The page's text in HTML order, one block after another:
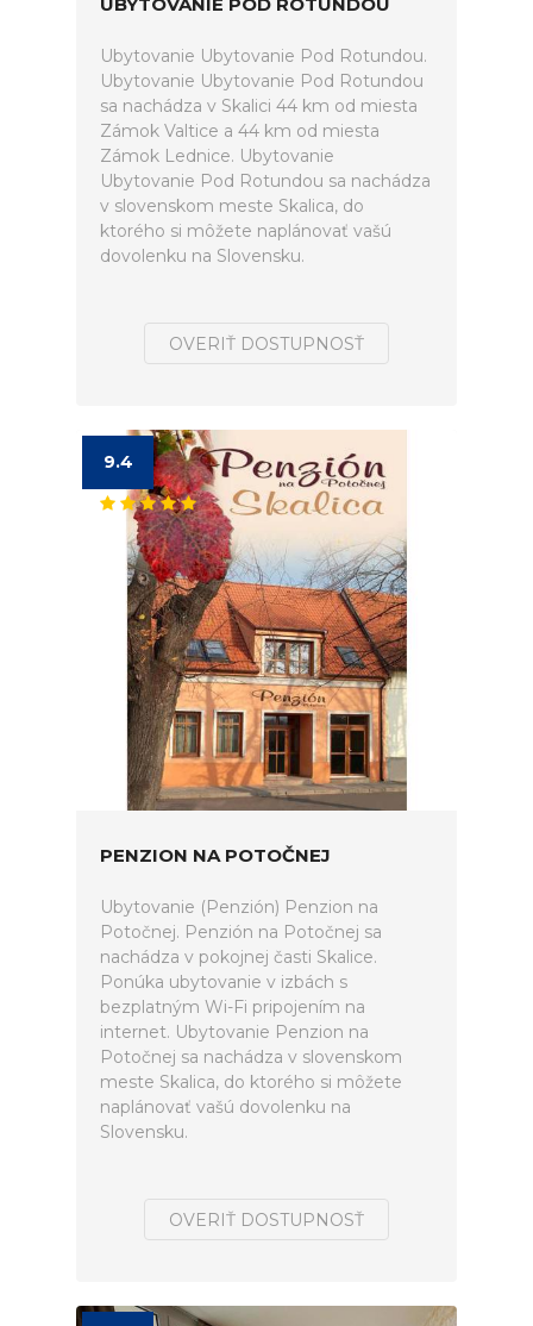
Ubytovanie Ubytovanie Pod Rotundou.
Ubytovanie Ubytovanie Pod Rotundou
sa nachádza v Skalici 44 km od miesta
Zámok Valtice a 44 km od miesta
Zámok Lednice. Ubytovanie
Ubytovanie Pod Rotundou sa nachádza
v slovenskom meste Skalica, do
ktorého si môžete naplánovať vašú
dovolenku na Slovensku.
OVERIŤ DOSTUPNOSŤ
9.4
PENZION NA POTOČNEJ
Ubytovanie (Penzión) Penzion na
Potočnej. Penzión na Potočnej sa
nachádza v pokojnej časti Skalice.
Ponúka ubytovanie v izbách s
bezplatným Wi-Fi pripojením na
internet. Ubytovanie Penzion na
Potočnej sa nachádza v slovenskom
meste Skalica, do ktorého si môžete
naplánovať vašú dovolenku na
Slovensku.
OVERIŤ DOSTUPNOSŤ